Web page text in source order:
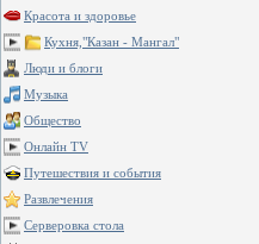
Красота и здоровье
Кухня,"Казан - Мангал"
Люди и блоги
Музыка
Общество
Онлайн TV
Путешествия и события
Развлечения
Серверовка стола